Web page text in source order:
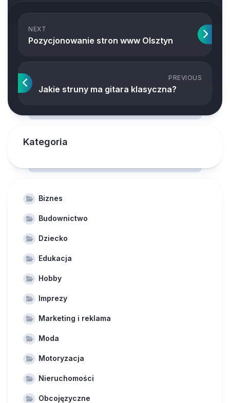
NEXT
Pozycjonowanie stron www Olsztyn
PREVIOUS
Jakie struny ma gitara klasyczna?
Kategoria
Biznes
Budownictwo
Dziecko
Edukacja
Hobby
Imprezy
Marketing i reklama
Moda
Motoryzacja
Nieruchomości
Obcojęzyczne